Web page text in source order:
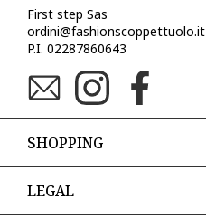
First step Sas
ordini@fashionscoppettuolo.it
P.I. 02287860643
SHOPPING
LEGAL